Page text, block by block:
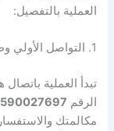
العملية بالتفصيل:
1. التواصل الأولي وطرح التفاصيل
تبدأ العملية
الرقم
مكالمتك